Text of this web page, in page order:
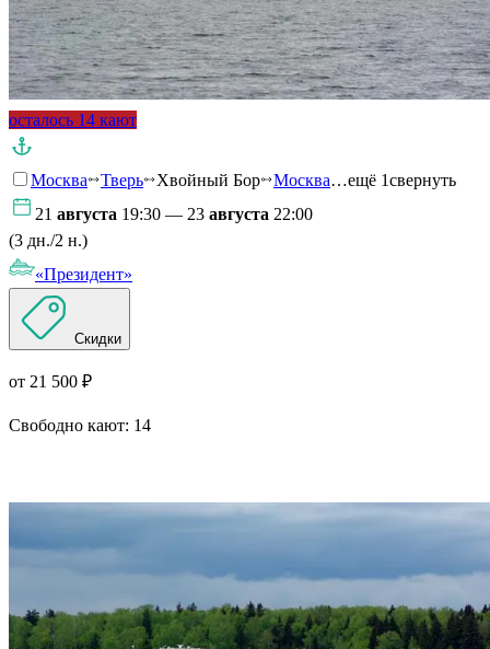
осталось 14 кают
Москва Тверь Хвойный Бор Москва…ещё 1свернуть
21 августа 19:30 — 23 августа 22:00
(3 дн./2 н.)
«Президент»
Скидки
от 21 500 ₽
Свободно кают: 14